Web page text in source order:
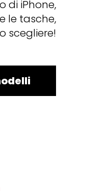
di iPhone,
le tasche,
scegliere!